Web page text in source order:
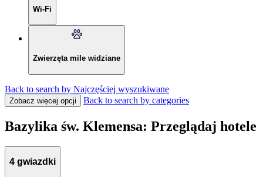
Wi-Fi
Zwierzęta mile widziane
Back to search by Najczęściej wyszukiwane
Zobacz więcej opcji Back to search by categories
Bazylika św. Klemensa: Przeglądaj hotele
4 gwiazdki